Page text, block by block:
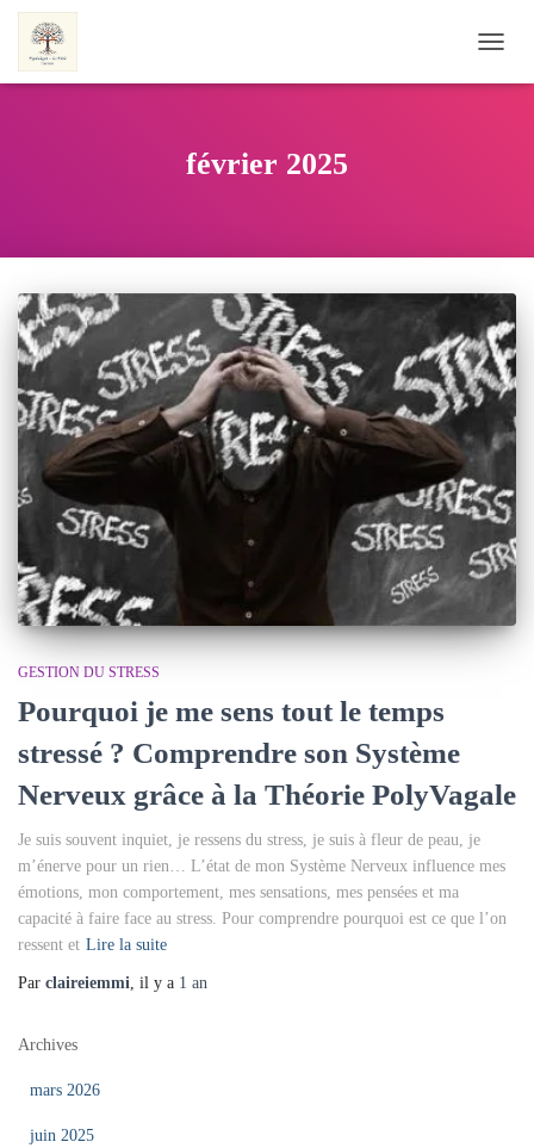
février 2025
GESTION DU STRESS
Pourquoi je me sens tout le temps
stressé ? Comprendre son Système
Nerveux grâce à la Théorie PolyVagale
Je suis souvent inquiet, je ressens du stress, je suis à fleur de peau, je
m’énerve pour un rien… L’état de mon Système Nerveux influence mes
émotions, mon comportement, mes sensations, mes pensées et ma
capacité à faire face au stress. Pour comprendre pourquoi est ce que l’on
ressent et Lire la suite
Par claireiemmi , il y a 1 an
Archives
mars 2026
juin 2025